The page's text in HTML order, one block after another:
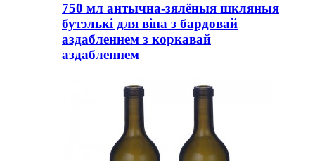
750 мл антычна-зялёныя шкляныя
бутэлькі для віна з бардовай
аздабленнем з коркавай
аздабленнем